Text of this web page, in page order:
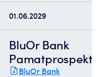
01.06.2029
BluOr Bank
Pamatprospekts
BluOr Bank